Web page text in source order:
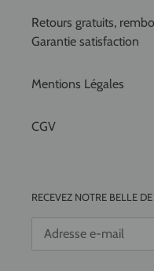
Retours gratuits,
Garantie satisfaction
Mentions Légales
CGV
RECEVEZ NOTRE BELLE